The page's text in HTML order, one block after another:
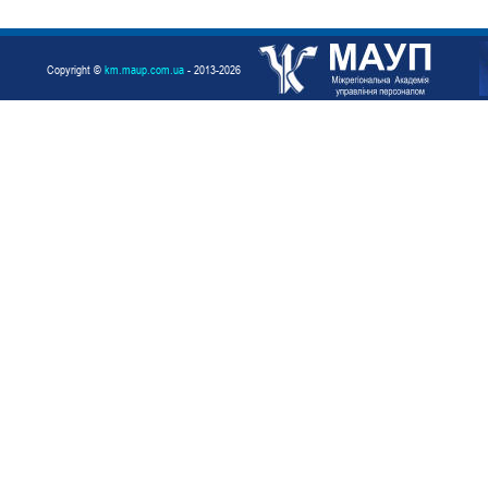
Copyright © km.maup.com.ua - 2013-2026